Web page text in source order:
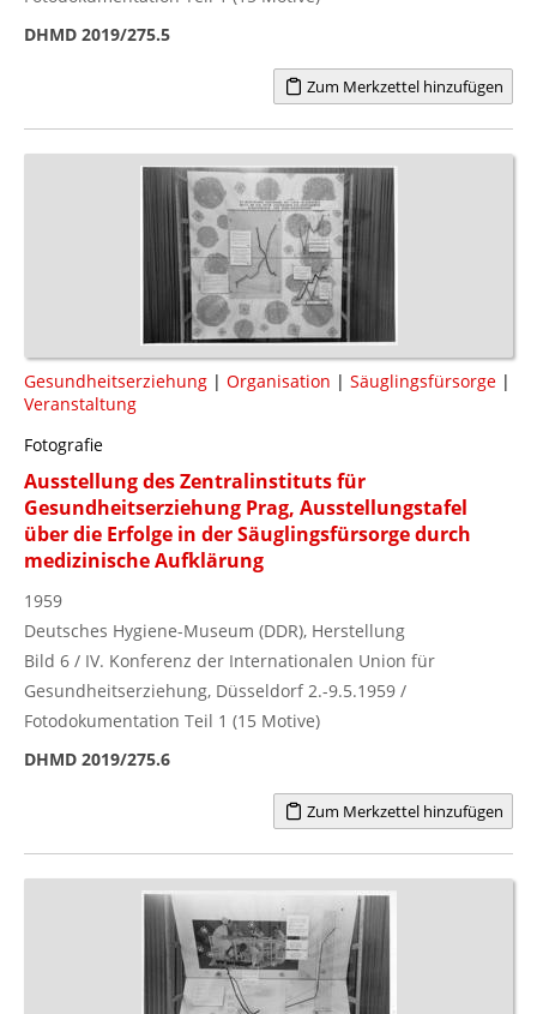
DHMD 2019/275.5
Zum Merkzettel hinzufügen
Gesundheitserziehung | Organisation | Säuglingsfürsorge |
Veranstaltung
Fotografie
Ausstellung des Zentralinstituts für
Gesundheitserziehung Prag, Ausstellungstafel
über die Erfolge in der Säuglingsfürsorge durch
medizinische Aufklärung
1959
Deutsches Hygiene-Museum (DDR), Herstellung
Bild 6 / IV. Konferenz der Internationalen Union für
Gesundheitserziehung, Düsseldorf 2.-9.5.1959 /
Fotodokumentation Teil 1 (15 Motive)
DHMD 2019/275.6
Zum Merkzettel hinzufügen